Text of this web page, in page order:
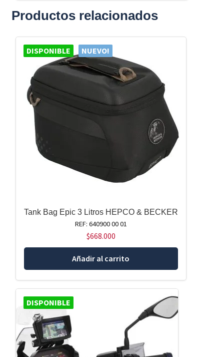
Productos relacionados
DISPONIBLE NUEVO!
Tank Bag Epic 3 Litros HEPCO & BECKER
REF: 640900 00 01
$668.000
Añadir al carrito
DISPONIBLE